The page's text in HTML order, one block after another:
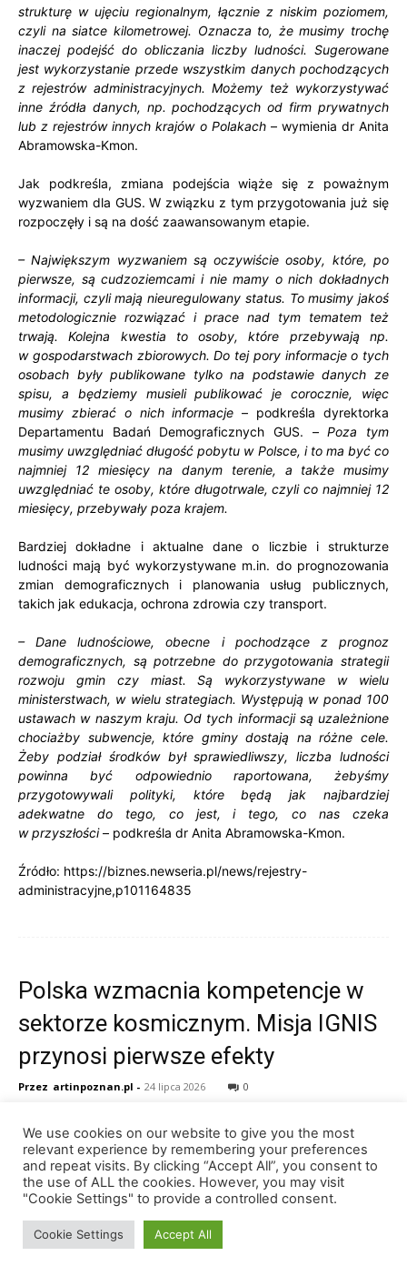
strukturę w ujęciu regionalnym, łącznie z niskim poziomem,
czyli na siatce kilometrowej. Oznacza to, że musimy trochę
inaczej podejść do obliczania liczby ludności. Sugerowane
jest wykorzystanie przede wszystkim danych pochodzących
z rejestrów administracyjnych. Możemy też wykorzystywać
inne źródła danych, np. pochodzących od firm prywatnych
lub z rejestrów innych krajów o Polakach – wymienia dr Anita
Abramowska-Kmon.
Jak podkreśla, zmiana podejścia wiąże się z poważnym
wyzwaniem dla GUS. W związku z tym przygotowania już się
rozpoczęły i są na dość zaawansowanym etapie.
– Największym wyzwaniem są oczywiście osoby, które, po
pierwsze, są cudzoziemcami i nie mamy o nich dokładnych
informacji, czyli mają nieuregulowany status. To musimy jakoś
metodologicznie rozwiązać i prace nad tym tematem też
trwają. Kolejna kwestia to osoby, które przebywają np.
w gospodarstwach zbiorowych. Do tej pory informacje o tych
osobach były publikowane tylko na podstawie danych ze
spisu, a będziemy musieli publikować je corocznie, więc
musimy zbierać o nich informacje– podkreśla dyrektorka
Departamentu Badań Demograficznych GUS. –Poza tym
musimy uwzględniać długość pobytu w Polsce, i to ma być co
najmniej 12 miesięcy na danym terenie, a także musimy
uwzględniać te osoby, które długotrwale, czyli co najmniej 12
miesięcy, przebywały poza krajem.
Bardziej dokładne i aktualne dane o liczbie i strukturze
ludności mają być wykorzystywane m.in. do prognozowania
zmian demograficznych i planowania usług publicznych,
takich jak edukacja, ochrona zdrowia czy transport.
– Dane ludnościowe, obecne i pochodzące z prognoz
demograficznych, są potrzebne do przygotowania strategii
rozwoju gmin czy miast. Są wykorzystywane w wielu
ministerstwach, w wielu strategiach. Występują w ponad 100
ustawach w naszym kraju. Od tych informacji są uzależnione
chociażby subwencje, które gminy dostają na różne cele.
Żeby podział środków był sprawiedliwszy, liczba ludności
powinna być odpowiednio raportowana, żebyśmy
przygotowywali polityki, które będą jak najbardziej
adekwatne do tego, co jest, i tego, co nas czeka
w przyszłości– podkreśla dr Anita Abramowska-Kmon.
Źródło: https://biznes.newseria.pl/news/rejestry-
administracyjne,p101164835
Polska wzmacnia kompetencje w
sektorze kosmicznym. Misja IGNIS
przynosi pierwsze efekty
Przez artinpoznan.pl - 24 lipca 2026 0
We use cookies on our website to give you the most
relevant experience by remembering your preferences
and repeat visits. By clicking “Accept All”, you consent to
the use of ALL the cookies. However, you may visit
"Cookie Settings" to provide a controlled consent.
Cookie Settings Accept All